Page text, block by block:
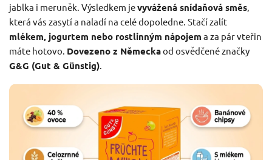
jablka i meruněk. Výsledkem jevyvážená snídaňová směs
která vás zasytí a naladí na celé dopoledne. Stačí zalít
mlékem, jogurtem nebo rostlinným nápojem a za pár vteřin
máte hotovo. Dovezeno z Německaod osvědčené značky
G&G (Gut & Günstig)